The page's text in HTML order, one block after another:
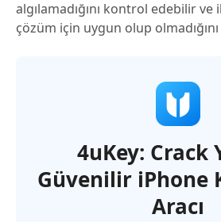
algılamadığını kontrol edebilir ve
çözüm için uygun olup
4uKey: Crack
Güvenilir iPhone
Aracı